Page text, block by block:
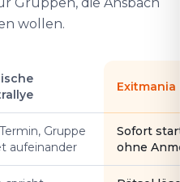
wollen.
Exitmania
Gruppe
aufeinander
Sofort
ohne